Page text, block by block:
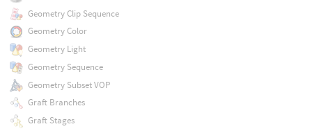
Geometry Clip Sequence
Geometry Color
Geometry Light
Geometry Sequence
Geometry Subset VOP
Graft Branches
Graft Stages